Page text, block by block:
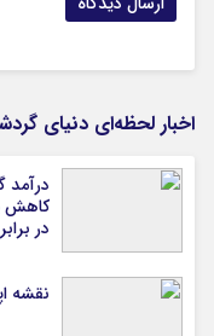
اخبار لحظه‌ای دنیای
در
نقشه